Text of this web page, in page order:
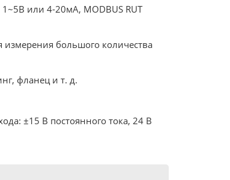
или 4-20мА, MODBUS RUT
большого количества
фланец и т. д.
±15 В постоянного тока, 24 В